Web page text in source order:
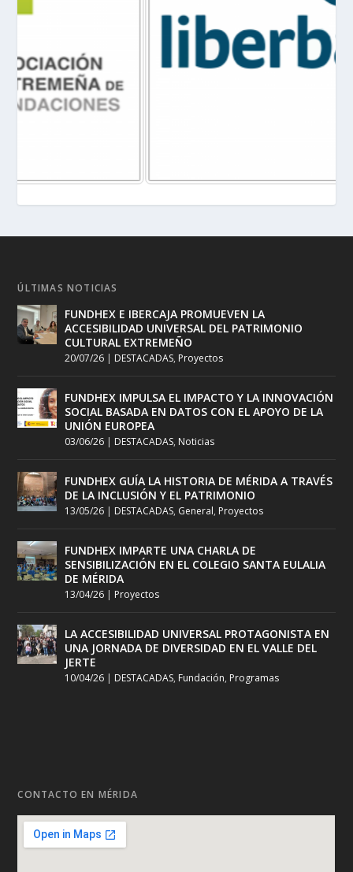
ÚLTIMAS NOTICIAS
FUNDHEX E IBERCAJA PROMUEVEN LA
ACCESIBILIDAD UNIVERSAL DEL PATRIMONIO
CULTURAL EXTREMEÑO
20/07/26 | DESTACADAS, Proyectos
FUNDHEX IMPULSA EL IMPACTO Y LA INNOVACIÓN
SOCIAL BASADA EN DATOS CON EL APOYO DE LA
UNIÓN EUROPEA
03/06/26 | DESTACADAS, Noticias
FUNDHEX GUÍA LA HISTORIA DE MÉRIDA A TRAVÉS
DE LA INCLUSIÓN Y EL PATRIMONIO
13/05/26 | DESTACADAS, General, Proyectos
FUNDHEX IMPARTE UNA CHARLA DE
SENSIBILIZACIÓN EN EL COLEGIO SANTA EULALIA
DE MÉRIDA
13/04/26 | Proyectos
LA ACCESIBILIDAD UNIVERSAL PROTAGONISTA EN
UNA JORNADA DE DIVERSIDAD EN EL VALLE DEL
JERTE
10/04/26 | DESTACADAS, Fundación, Programas
CONTACTO EN MÉRIDA